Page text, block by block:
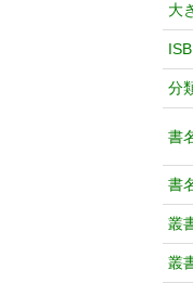
大
分
書
書
叢
叢